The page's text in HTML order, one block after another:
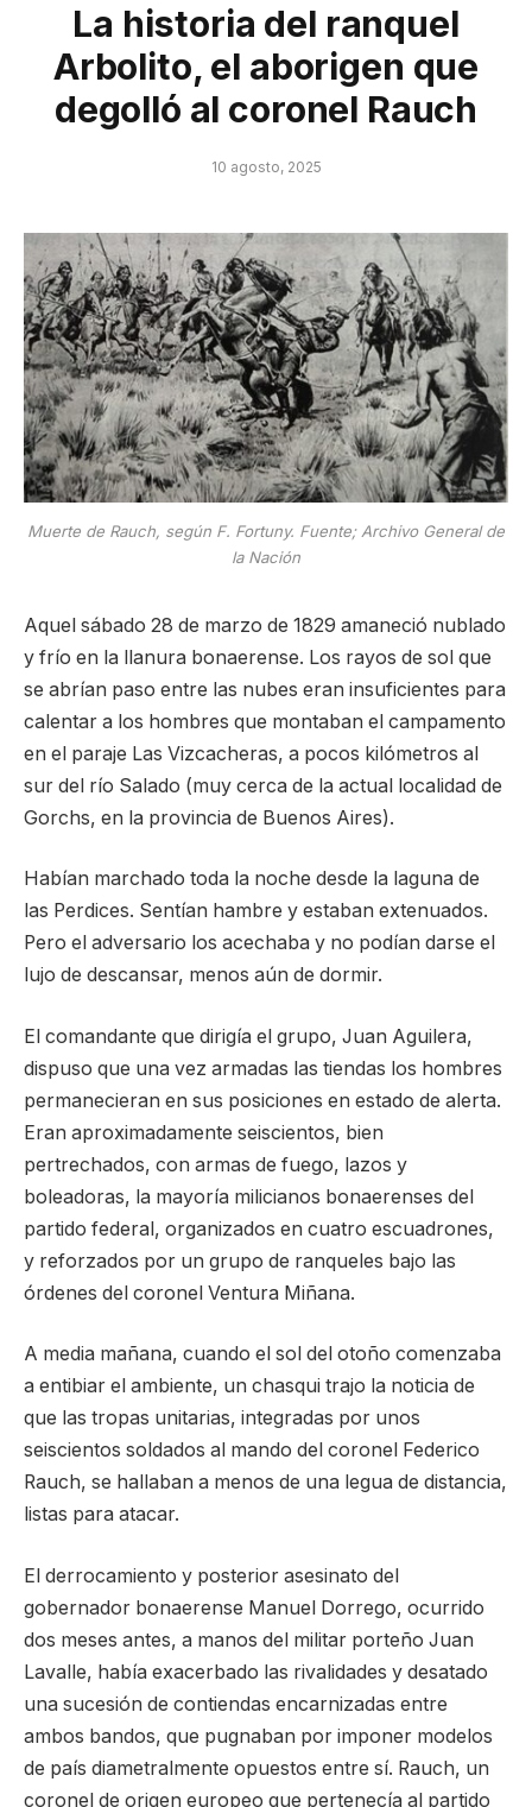
La historia del ranquel
Arbolito, el aborigen que
degolló al coronel Rauch
10 agosto, 2025
Muerte de Rauch, según F. Fortuny. Fuente; Archivo General de
la Nación
Aquel sábado 28 de marzo de 1829 amaneció nublado
y frío en la llanura bonaerense. Los rayos de sol que
se abrían paso entre las nubes eran insuficientes para
calentar a los hombres que montaban el campamento
en el paraje Las Vizcacheras, a pocos kilómetros al
sur del río Salado (muy cerca de la actual localidad de
Gorchs, en la provincia de Buenos Aires).
Habían marchado toda la noche desde la laguna de
las Perdices. Sentían hambre y estaban extenuados.
Pero el adversario los acechaba y no podían darse el
lujo de descansar, menos aún de dormir.
El comandante que dirigía el grupo, Juan Aguilera,
dispuso que una vez armadas las tiendas los hombres
permanecieran en sus posiciones en estado de alerta.
Eran aproximadamente seiscientos, bien
pertrechados, con armas de fuego, lazos y
boleadoras, la mayoría milicianos bonaerenses del
partido federal, organizados en cuatro escuadrones,
y reforzados por un grupo de ranqueles bajo las
órdenes del coronel Ventura Miñana.
A media mañana, cuando el sol del otoño comenzaba
a entibiar el ambiente, un chasqui trajo la noticia de
que las tropas unitarias, integradas por unos
seiscientos soldados al mando del coronel Federico
Rauch, se hallaban a menos de una legua de distancia,
listas para atacar.
El derrocamiento y posterior asesinato del
gobernador bonaerense Manuel Dorrego, ocurrido
dos meses antes, a manos del militar porteño Juan
Lavalle, había exacerbado las rivalidades y desatado
una sucesión de contiendas encarnizadas entre
ambos bandos, que pugnaban por imponer modelos
de país diametralmente opuestos entre sí. Rauch, un
coronel de origen europeo que pertenecía al partido